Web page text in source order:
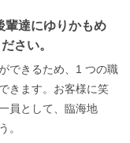
輩達にゆりかもめ
さい。
できるため、1 つの職
きます。お客様に笑
員として、臨海地
。